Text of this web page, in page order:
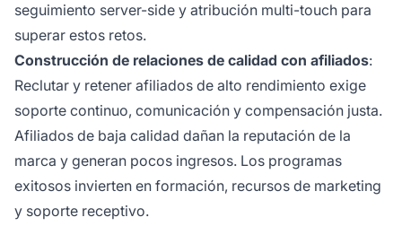
seguimiento server-side y atribución multi-touch para
superar estos retos.
Construcción de relaciones de calidad con afiliados:
Reclutar y retener afiliados de alto rendimiento exige
soporte continuo, comunicación y compensación justa.
Afiliados de baja calidad dañan la reputación de la
marca y generan pocos ingresos. Los programas
exitosos invierten en formación, recursos de marketing
y soporte receptivo.